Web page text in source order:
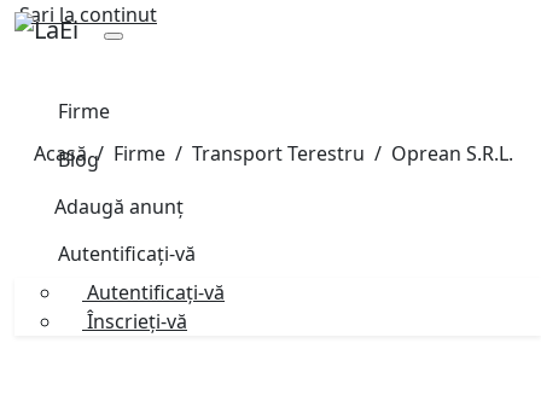
Sari la continut
Firme
Blog
Adaugă anunț
Autentificați-vă
Autentificați-vă
Înscrieți-vă
Acasă Firme Transport Terestru Oprean S.R.L.